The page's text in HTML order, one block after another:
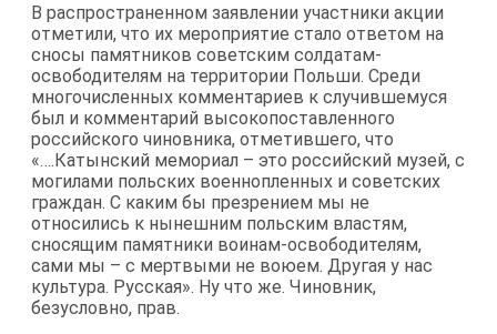
В распространенном заявлении участники акции
отметили, что их мероприятие стало ответом на
сносы памятников советским солдатам-
освободителям на территории Польши. Среди
многочисленных комментариев к случившемуся
был и комментарий высокопоставленного
российского чиновника, отметившего, что
«….Катынский мемориал – это российский музей, с
могилами польских военнопленных и советских
граждан. С каким бы презрением мы не
относились к нынешним польским властям,
сносящим памятники воинам-освободителям,
сами мы – с мертвыми не воюем. Другая у нас
культура. Русская». Ну что же. Чиновник,
безусловно, прав.